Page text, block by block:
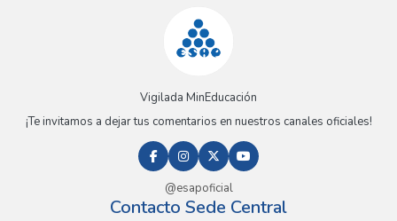
Vigilada MinEducación
¡Te invitamos a dejar tus comentarios en nuestros canales oficiales!
@esapoficial
Contacto Sede Central